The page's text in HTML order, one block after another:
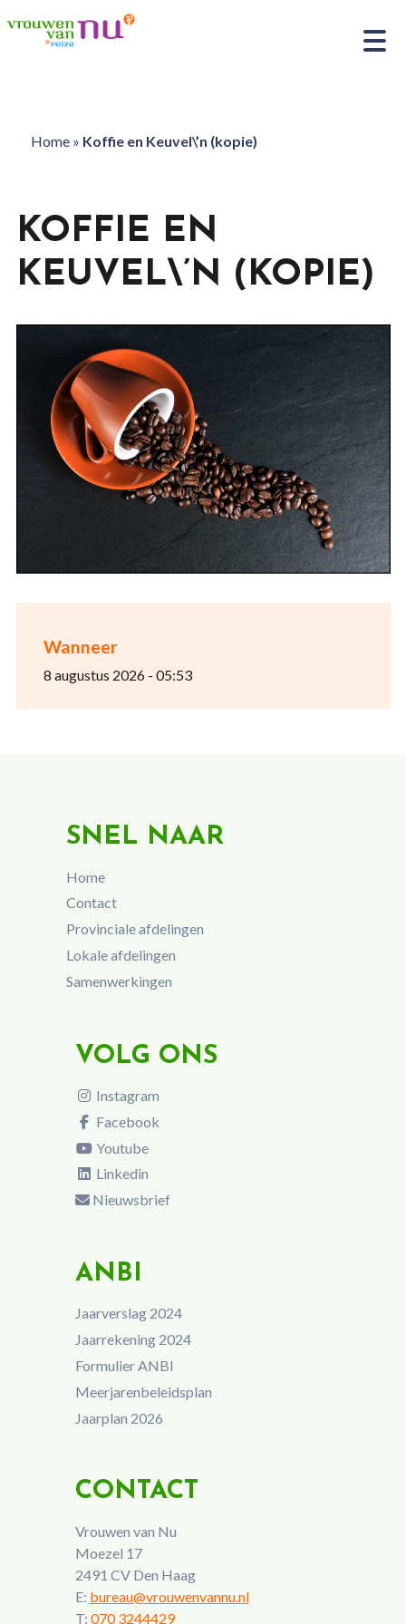
Home» Koffie en Keuvel\’n (kopie)
Wanneer
8 augustus 2026 - 05:53
KOFFIE EN
KEUVEL\’N (KOPIE)
SNEL NAAR
Home
Contact
Provinciale afdelingen
Lokale afdelingen
Samenwerkingen
VOLG ONS
Instagram
Facebook
Youtube
Linkedin
Nieuwsbrief
ANBI
Jaarverslag 2024
Jaarrekening 2024
Formulier ANBI
Meerjarenbeleidsplan
Jaarplan 2026
CONTACT
Vrouwen van Nu
Moezel 17
2491 CV Den Haag
E: bureau@vrouwenvannu.nl
T: 070 3244429